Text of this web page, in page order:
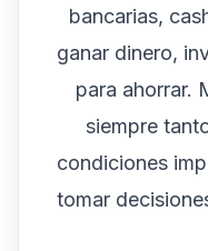
bancarias,
ganar dinero,
para ahorrar.
siempre
condiciones
tomar